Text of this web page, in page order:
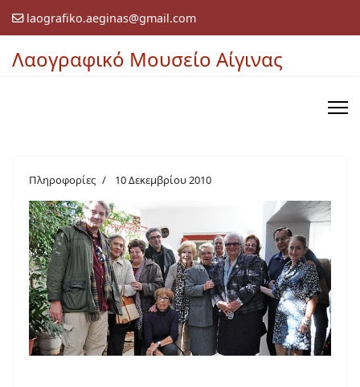
laografiko.aeginas@gmail.com
Λαογραφικό Μουσείο Αίγινας
Πληροφορίες 10 Δεκεμβρίου 2010